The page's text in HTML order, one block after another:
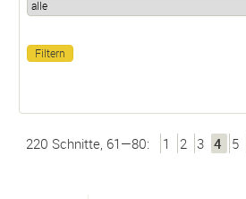
220 Schnitte, 61—80: 1 2 3 4 5